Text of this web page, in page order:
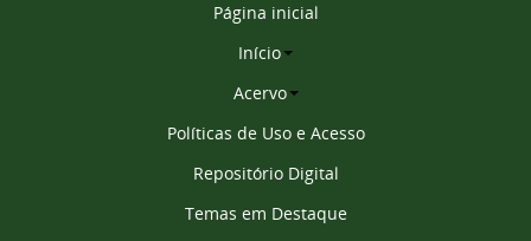
Página inicial
Início
Acervo
Políticas de Uso e Acesso
Repositório Digital
Temas em Destaque